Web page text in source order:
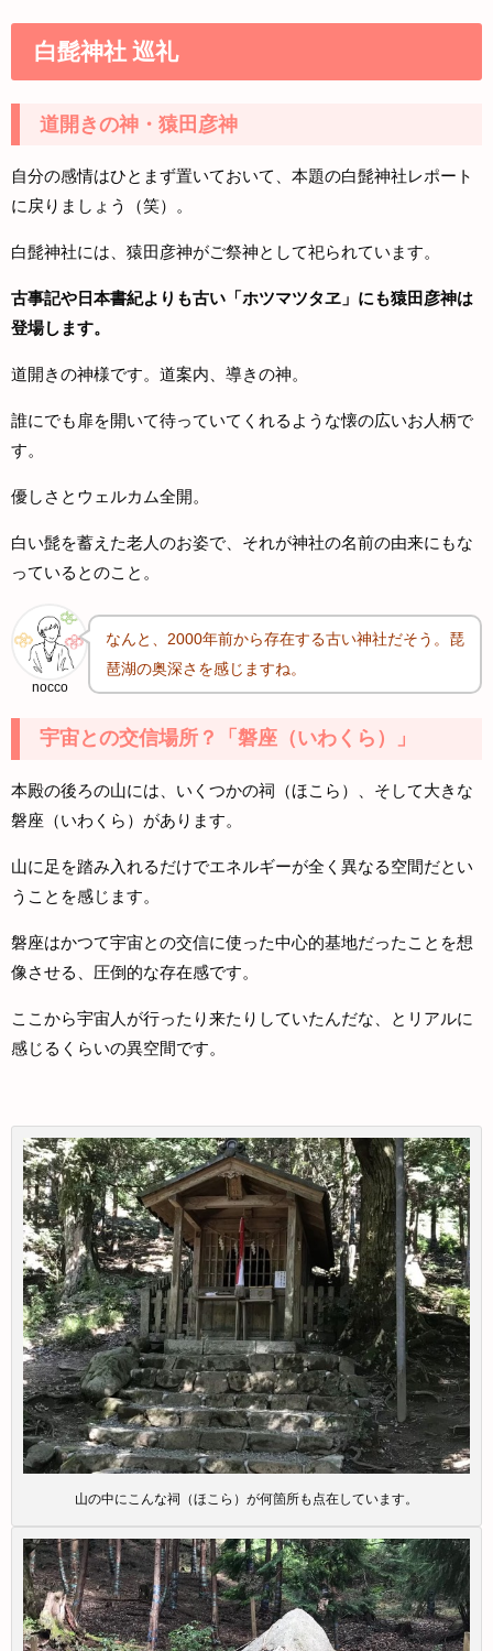
白髭神社 巡礼
道開きの神・猿田彦神
自分の感情はひとまず置いておいて、本題の白髭神社レポート
に戻りましょう（笑）。
白髭神社には、猿田彦神がご祭神として祀られています。
古事記や日本書紀よりも古い「ホツマツタヱ」にも猿田彦神は
登場します。
道開きの神様です。道案内、導きの神。
誰にでも扉を開いて待っていてくれるような懐の広いお人柄で
す。
優しさとウェルカム全開。
白い髭を蓄えた老人のお姿で、それが神社の名前の由来にもな
っているとのこと。
nocco
なんと、2000年前から存在する古い神社だそう。
琵
琶湖の奥深さを感じますね。
宇宙との交信場所？「磐座（いわくら）」
本殿の後ろの山には、いくつかの祠（ほこら）、そして大きな
磐座（いわくら）があります。
山に足を踏み入れるだけでエネルギーが全く異なる空間だとい
うことを感じます。
磐座はかつて宇宙との交信に使った中心的基地だったことを想
像させる、圧倒的な存在感です。
ここから宇宙人が行ったり来たりしていたんだな、とリアルに
感じるくらいの異空間です。
山の中にこんな祠（ほこら）が何箇所も点在しています。